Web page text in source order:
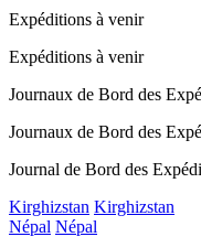
Expéditions à venir
Expéditions à venir
Journaux de Bord des
Journaux de Bord des
Journal de Bord des
Kirghizstan Kirghizstan
Népal Népal